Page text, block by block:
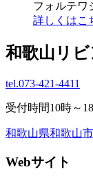
フォルテワ
詳しくはこ
和歌山リ
tel.073-421-4411
受付時間10時～
和歌山県和歌山
Webサイト